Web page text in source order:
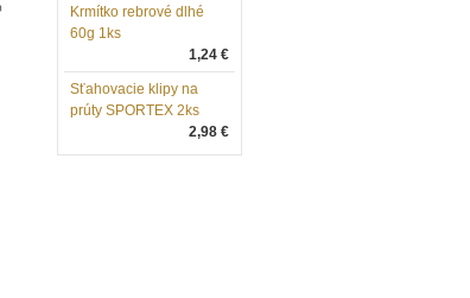
Krmítko rebrové dlhé
60g 1ks
1,24 €
Sťahovacie klipy na
prúty SPORTEX 2ks
2,98 €